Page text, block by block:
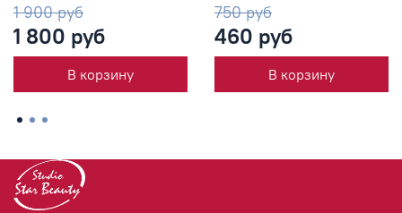
1 900 руб
1 800 руб
В корзину
750 руб
460 руб
В корзину